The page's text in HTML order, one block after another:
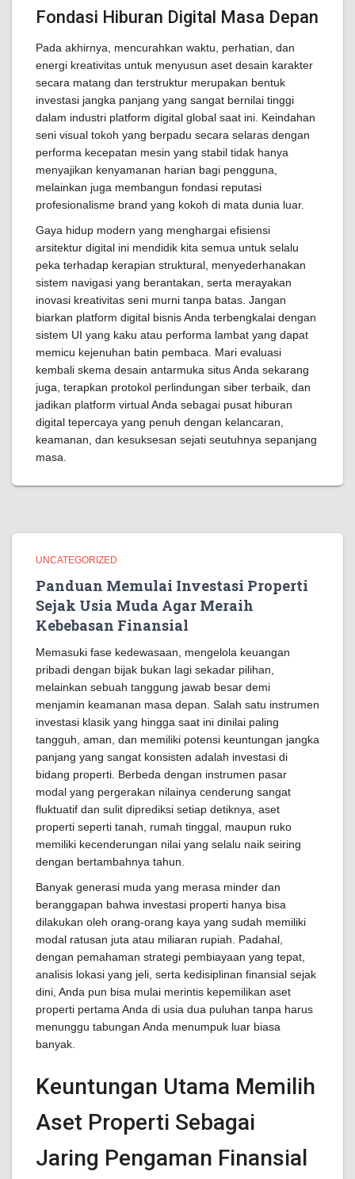
Fondasi Hiburan Digital Masa Depan
Pada akhirnya, mencurahkan waktu, perhatian, dan
energi kreativitas untuk menyusun aset desain karakter
secara matang dan terstruktur merupakan bentuk
investasi jangka panjang yang sangat bernilai tinggi
dalam industri platform digital global saat ini. Keindahan
seni visual tokoh yang berpadu secara selaras dengan
performa kecepatan mesin yang stabil tidak hanya
menyajikan kenyamanan harian bagi pengguna,
melainkan juga membangun fondasi reputasi
profesionalisme brand yang kokoh di mata dunia luar.
Gaya hidup modern yang menghargai efisiensi
arsitektur digital ini mendidik kita semua untuk selalu
peka terhadap kerapian struktural, menyederhanakan
sistem navigasi yang berantakan, serta merayakan
inovasi kreativitas seni murni tanpa batas. Jangan
biarkan platform digital bisnis Anda terbengkalai dengan
sistem UI yang kaku atau performa lambat yang dapat
memicu kejenuhan batin pembaca. Mari evaluasi
kembali skema desain antarmuka situs Anda sekarang
juga, terapkan protokol perlindungan siber terbaik, dan
jadikan platform virtual Anda sebagai pusat hiburan
digital tepercaya yang penuh dengan kelancaran,
keamanan, dan kesuksesan sejati seutuhnya sepanjang
masa.
UNCATEGORIZED
Panduan Memulai Investasi Properti
Sejak Usia Muda Agar Meraih
Kebebasan Finansial
Memasuki fase kedewasaan, mengelola keuangan
pribadi dengan bijak bukan lagi sekadar pilihan,
melainkan sebuah tanggung jawab besar demi
menjamin keamanan masa depan. Salah satu instrumen
investasi klasik yang hingga saat ini dinilai paling
tangguh, aman, dan memiliki potensi keuntungan jangka
panjang yang sangat konsisten adalah investasi di
bidang properti. Berbeda dengan instrumen pasar
modal yang pergerakan nilainya cenderung sangat
fluktuatif dan sulit diprediksi setiap detiknya, aset
properti seperti tanah, rumah tinggal, maupun ruko
memiliki kecenderungan nilai yang selalu naik seiring
dengan bertambahnya tahun.
Banyak generasi muda yang merasa minder dan
beranggapan bahwa investasi properti hanya bisa
dilakukan oleh orang-orang kaya yang sudah memiliki
modal ratusan juta atau miliaran rupiah. Padahal,
dengan pemahaman strategi pembiayaan yang tepat,
analisis lokasi yang jeli, serta kedisiplinan finansial sejak
dini, Anda pun bisa mulai merintis kepemilikan aset
properti pertama Anda di usia dua puluhan tanpa harus
menunggu tabungan Anda menumpuk luar biasa
banyak.
Keuntungan Utama Memilih
Aset Properti Sebagai
Jaring Pengaman Finansial